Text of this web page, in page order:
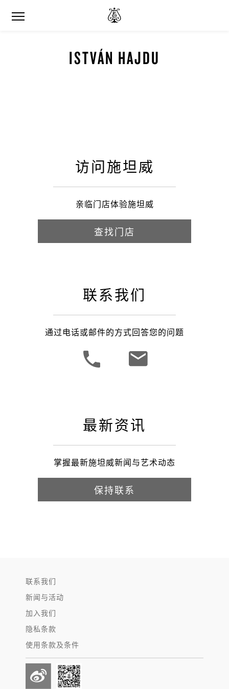
ISTVÁN HAJDU
访问施坦威
亲临门店体验施坦威
查找门店
联系我们
通过电话或邮件的方式回答您的问题
最新资讯
掌握最新施坦威新闻与艺术动态
保持联系
联系我们
新闻与活动
加入我们
隐私条款
使用条款及条件